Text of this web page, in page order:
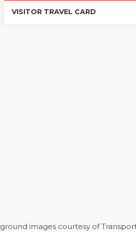
VISITOR TRAVEL CARD
images courtesy of